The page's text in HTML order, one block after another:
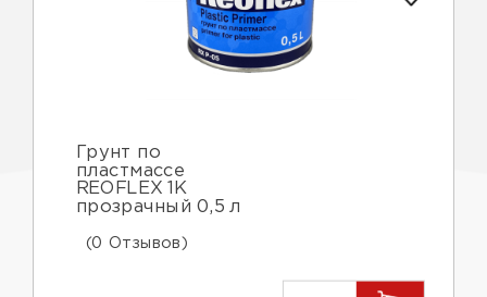
Грунт по
пластмассе
REOFLEX 1К
прозрачный 0,5 л
(0 Отзывов)